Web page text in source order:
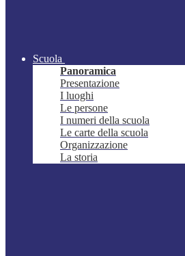
Scuola
Panoramica
Presentazione
I luoghi
Le persone
I numeri della scuola
Le carte della scuola
Organizzazione
La storia